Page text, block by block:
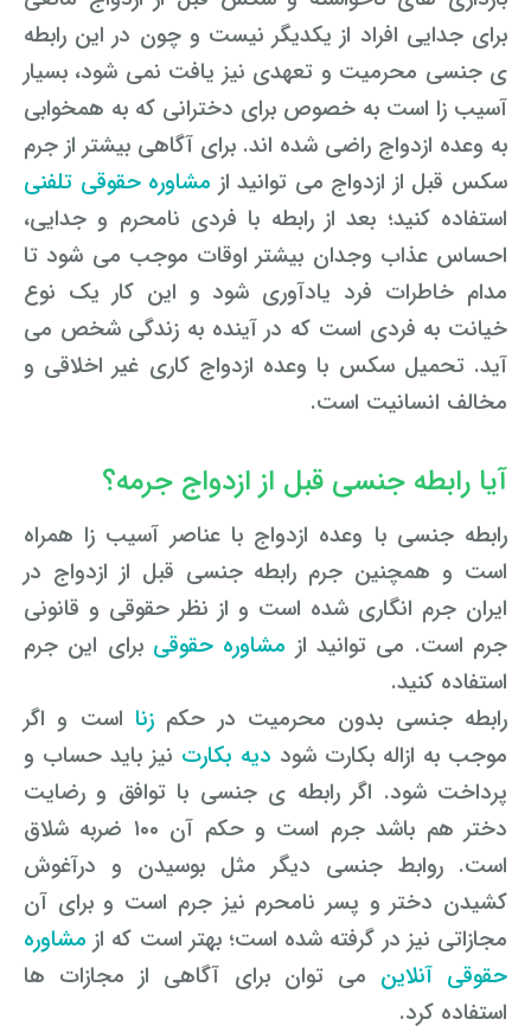
انتشار تصویر و فیلم اشخاص
مشاوره حقوقی جرم هک
مجازات های قانونی در بازی های آنلاین
مشاوره حقوقی جرم لواط
لواط دانش آموزان در مدرسه
مجازات جرم لواط
مشاوره حقوقی جرایم امنیتی داخلی و خارجی
اسید پاشی منتهی به قتل
اسید پاشی منتهی به صدمه
مشاوره حقوقی جرم کشف حجاب
مشاوره حقوقی جرم توهین به مقدسات مذهبی
جرم روزه خواری در ماه رمضان
اهانت به مقدسات مذهبی
اهانت شدید به مقدسات (ساب النبی)
اسید پاشی منتهی به از کار افتادن عضو
استفاده حمل نگهداری تعمیر ماهواره
مجازات حمل اسلحه بدون مجوز
مجازات شکار غیر مجاز
تبانی در معاملات دولتی
اوراق کردن اتومبیل بدون مجوز قانونی
مشاوره حقوقی جرم رشا و ارتشا
مشاوره حقوقی جرم خودکشی
مشاوره حقوقی آلودگی محیط زیست
مشاوره حقوقی مزاحمت واتساپی
اعاده دادرسی در دعوی حقوقی (غیر مالی)
اعاده دادرسی در دعوی حقوقی (مالی)
مشاوره رایگان با وکیل مواد مخدر
وکیل مواد مخدر
قانون آلودگی صوتی
شکایت از آلودگی صوتی
وکیل کیفری آنلاین
رویکرد حادثه بدون شاهد
مشاوره حقوقی تخریب
رفع بلاتکلیفی زن در طلاق
آموزش طلاق برای ازدواج با مرد بهتر
وکیل مرد برای طلاق
طلاق کی اقسام
حکم طلاق ۵ ساعته
همه چیز درباره عده طلاق بائن خلعی
اعلام آمادگی برای طلاق
چگونه طلاق بخواهیم؟
وکیل طلاق در گلستان
وکیل طلاق در اهواز
وکیل طلاق در تهران
وکیل طلاق در تبریز
وکیل طلاق در مازندران
وکیل طلاق کرج
وکیل طلاق خیانتی
وکیل ماهر برای طلاق
وکیل طلاق مشاوره رایگان
برای جدایی افراد از یکدیگر نیست و چون در این رابطه
ی جنسی محرمیت و تعهدی نیز یافت نمی شود، بسیار
آسیب زا است به خصوص برای دخترانی که به همخوابی
به وعده ازدواج راضی شده اند. برای آگاهی بیشتر از جرم
سکس قبل از ازدواج می توانید از مشاوره حقوقی تلفنی
استفاده کنید؛ بعد از رابطه با فردی نامحرم و جدایی،
احساس عذاب وجدان بیشتر اوقات موجب می شود تا
مدام خاطرات فرد یادآوری شود و این کار یک نوع
خیانت به فردی است که در آینده به زندگی شخص می
آید. تحمیل سکس با وعده ازدواج کاری غیر اخلاقی و
مخالف انسانیت است.
آیا رابطه جنسی قبل از ازدواج جرمه؟
رابطه جنسی با وعده ازدواج با عناصر آسیب زا همراه
است و همچنین جرم رابطه جنسی قبل از ازدواج در
ایران جرم انگاری شده است و از نظر حقوقی و قانونی
جرم است. می توانید از مشاوره حقوقی برای این جرم
استفاده کنید.
رابطه جنسی بدون محرمیت در حکم زنا است و اگر
موجب به ازاله بکارت شود دیه بکارت نیز باید حساب و
پرداخت شود. اگر رابطه ی جنسی با توافق و رضایت
دختر هم باشد جرم است و حکم آن ۱۰۰ ضربه شلاق
است. روابط جنسی دیگر مثل بوسیدن و درآغوش
کشیدن دختر و پسر نامحرم نیز جرم است و برای آن
مجازاتی نیز در گرفته شده است؛ بهتر است که از مشاوره
حقوقی آنلاین می توان برای آگاهی از مجازات ها
استفاده کرد.